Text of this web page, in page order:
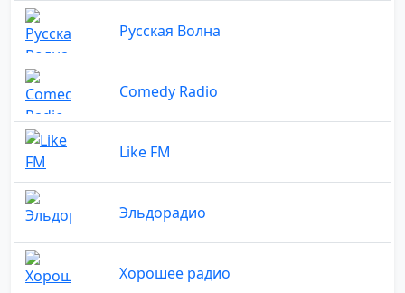
Русская Волна
Comedy Radio
Like FM
Эльдорадио
Хорошее радио